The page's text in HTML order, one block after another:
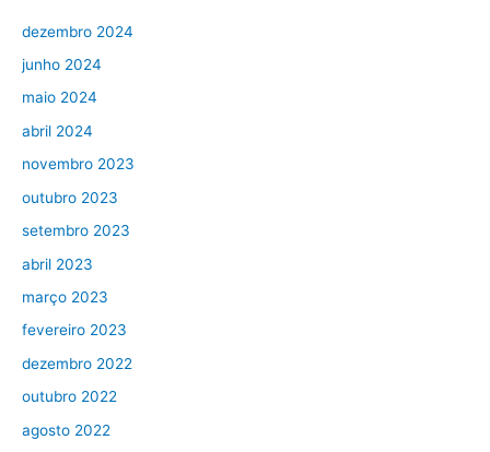
dezembro 2024
junho 2024
maio 2024
abril 2024
novembro 2023
outubro 2023
setembro 2023
abril 2023
março 2023
fevereiro 2023
dezembro 2022
outubro 2022
agosto 2022